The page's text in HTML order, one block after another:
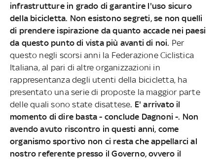
infrastrutture in grado di garantire l'uso sicuro
della bicicletta. Non esistono segreti, se non quelli
di prendere ispirazione da quanto accade nei paesi
da questo punto di vista più avanti di noi. Per
questo negli scorsi anni la Federazione Ciclistica
Italiana, al pari di altre organizzazioni in
rappresentanza degli utenti della bicicletta, ha
presentato una serie di proposte la maggior parte
delle quali sono state disattese. E' arrivato il
momento di dire basta - conclude Dagnoni -. Non
avendo avuto riscontro in questi anni, come
organismo sportivo non ci resta che appellarci al
nostro referente presso il Governo, ovvero il